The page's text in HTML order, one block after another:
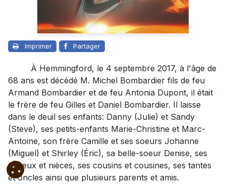
Imprimer Partager
À Hemmingford, le 4 septembre 2017, à l'âge de
68 ans est décédé M. Michel Bombardier fils de feu
Armand Bombardier et de feu Antonia Dupont, il était
le frère de feu Gilles et Daniel Bombardier. Il laisse
dans le deuil ses enfants: Danny (Julie) et Sandy
(Steve), ses petits-enfants Marie-Christine et Marc-
Antoine, son frère Camille et ses soeurs Johanne
(Miguel) et Shirley (Éric), sa belle-soeur Denise, ses
neveux et nièces, ses cousins et cousines, ses tantes
et oncles ainsi que plusieurs parents et amis.